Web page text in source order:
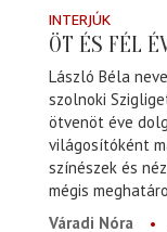
INTERJÚK
ÖT ÉS FÉL
László Béla
szolnoki
ötvenöt éve
világosítóként
színészek és
mégis
Váradi Nóra